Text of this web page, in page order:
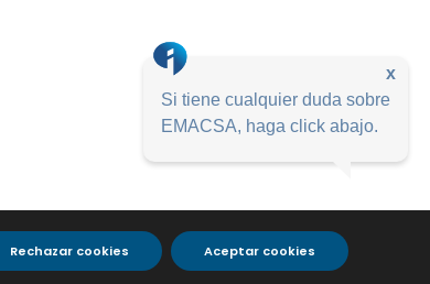
Aceptar cookies
Rechazar cookies
x
Si tiene cualquier duda sobre
EMACSA, haga click abajo.